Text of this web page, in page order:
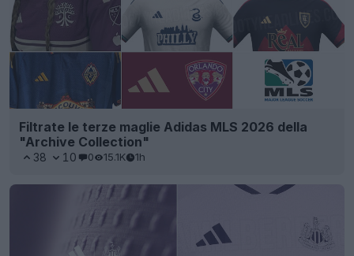
Filtrate le terze maglie Adidas MLS 2026 della
"Archive Collection"
38 10 0 15.1K 1h